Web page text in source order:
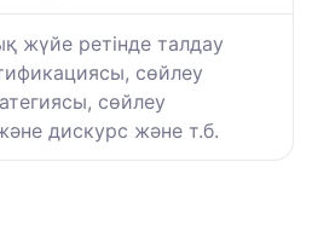
жүйе ретінде талдау
сөйлеу
сөйлеу
дискурс және т.б.